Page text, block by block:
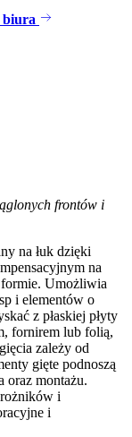
biura
frontów i
na łuk dzięki
na
Umożliwia
i elementów o
z płaskiej płyty
fornirem lub folią,
zależy od
gięte podnoszą
oraz montażu.
i
i